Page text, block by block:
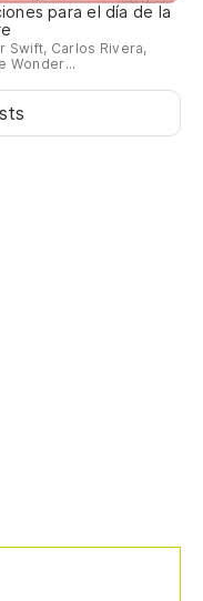
para el día de la
Swift, Carlos Rivera,
Wonder...